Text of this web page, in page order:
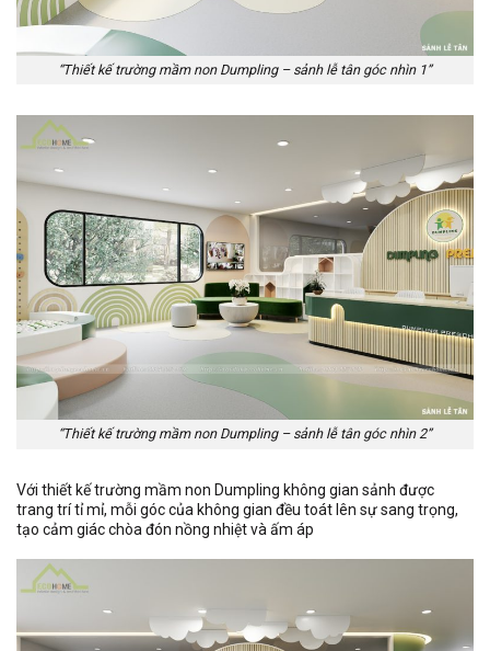
“Thiết kế trường mầm non Dumpling – sảnh lễ tân góc nhìn 1”
“Thiết kế trường mầm non Dumpling – sảnh lễ tân góc nhìn 2”
Với thiết kế trường mầm non Dumpling không gian sảnh được
trang trí tỉ mỉ, mỗi góc của không gian đều toát lên sự sang trọng,
tạo cảm giác chòa đón nồng nhiệt và ấm áp